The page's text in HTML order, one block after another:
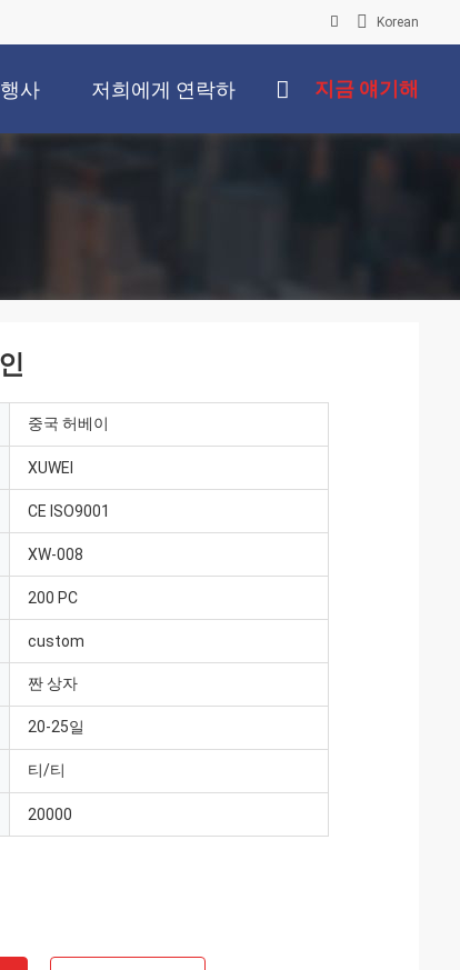
Korean
행사 저희에게 연락하 지금 얘기해
중국 허베이
XUWEI
CE ISO9001
XW-008
200 PC
custom
짠 상자
20-25일
티/티
20000